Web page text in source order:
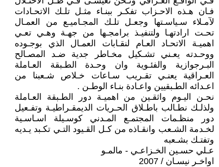
فـان هـذه الاحـزاب تفكـر ببنـاء مثـل تلـك الاتحـادات
لآمـلاء سـياسـتها وجعـل تلـك المجـاميـع من العمـال
تحـت ارادتهـا ولتنفيـذ برامجـها من جهـة وهـي تعـي
اهميـة الاتحـاد العـام لنقـابات العمـال الذي بوجـوده
ووحـدته يعـني تشـكيل مخـاطر جدية ضـد المصـالح
البـرجوازية والفئـوية وان وحـدة الطـبقة العـاملة
العـراقية يعنـي تقـريب سـاعات خـلاص شـعبنا من
اعـدائه الطـبقيين واعـادة بنـاء الوطـن .
نحـن اليـوم واثقـين من اهميـة دور الطـبقة العـاملة
ولذلـك نطـالب باطـلاق الحـريات الديمقـراطيـة وتفـعيل
دور منظـمات المجتمـع المـدني كوسـيلة اسـاسـية
لخـدمة الشـعب وانقـاذه من كـل القـيود التـي تكـبد يـديه
وتفتـك بشـعبه
عـلي حسـين الخـزاعـي - مالمـو
اواخـر نيسـان / 2007